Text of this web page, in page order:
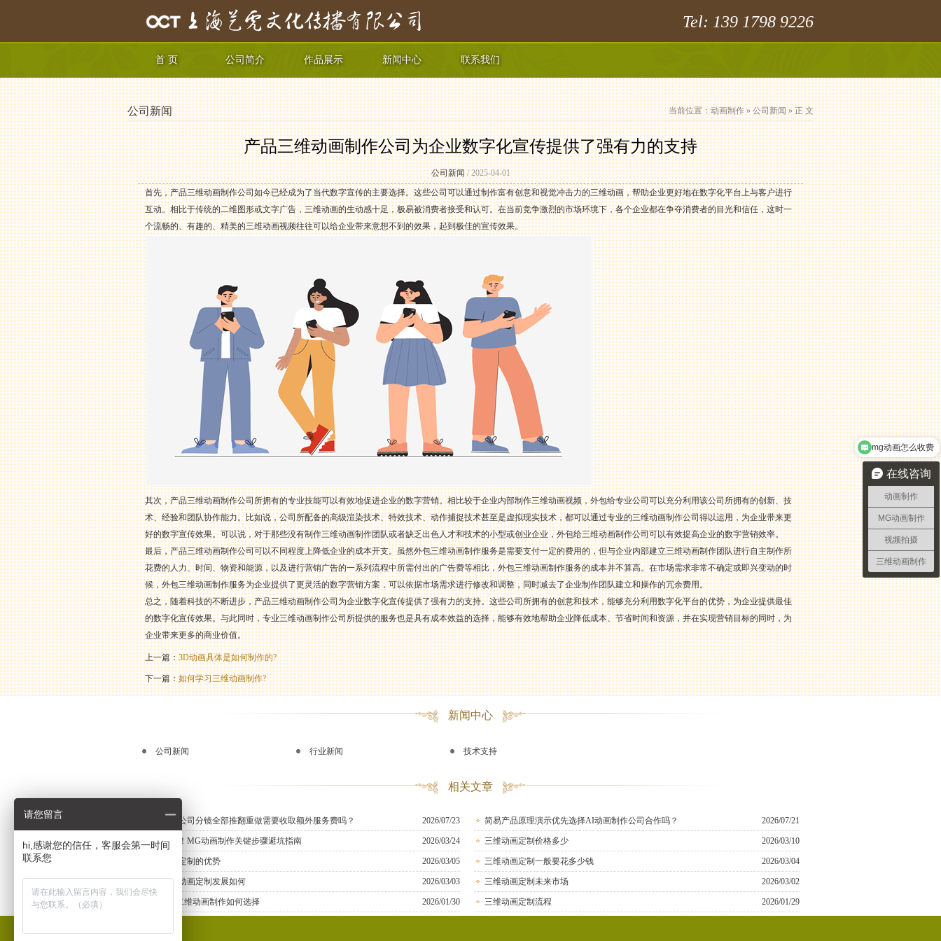
Tel: 139 1798 9226
首 页 公司简介 作品展示 新闻中心 联系我们
当前位置：动画制作»公司新闻» 正 文
公司新闻
产品三维动画制作公司为企业数字化宣传提供了强有力的支持
公司新闻/ 2025-04-01
首先，产品三维动画制作公司如今已经成为了当代数字宣传的主要选择。这些公司可以通过制作富有创意和视觉冲击力的三维动画，帮助企业更好地在数字化平台上与客户进行
互动。相比于传统的二维图形或文字广告，三维动画的生动感十足，极易被消费者接受和认可。在当前竞争激烈的市场环境下，各个企业都在争夺消费者的目光和信任，这时一
个流畅的、有趣的、精美的三维动画视频往往可以给企业带来意想不到的效果，起到极佳的宣传效果。
其次，产品三维动画制作公司所拥有的专业技能可以有效地促进企业的数字营销。相比较于企业内部制作三维动画视频，外包给专业公司可以充分利用该公司所拥有的创新、技
术、经验和团队协作能力。比如说，公司所配备的高级渲染技术、特效技术、动作捕捉技术甚至是虚拟现实技术，都可以通过专业的三维动画制作公司得以运用，为企业带来更
好的数字宣传效果。可以说，对于那些没有制作三维动画制作团队或者缺乏出色人才和技术的小型或创业企业，外包给三维动画制作公司可以有效提高企业的数字营销效率。
最后，产品三维动画制作公司可以不同程度上降低企业的成本开支。虽然外包三维动画制作服务是需要支付一定的费用的，但与企业内部建立三维动画制作团队进行自主制作所
花费的人力、时间、物资和能源，以及进行营销广告的一系列流程中所需付出的广告费等相比，外包三维动画制作服务的成本并不算高。在市场需求非常不确定或即兴变动的时
候，外包三维动画制作服务为企业提供了更灵活的数字营销方案，可以依据市场需求进行修改和调整，同时减去了企业制作团队建立和操作的冗余费用。
总之，随着科技的不断进步，产品三维动画制作公司为企业数字化宣传提供了强有力的支持。这些公司所拥有的创意和技术，能够充分利用数字化平台的优势，为企业提供最佳
的数字化宣传效果。与此同时，专业三维动画制作公司所提供的服务也是具有成本效益的选择，能够有效地帮助企业降低成本、节省时间和资源，并在实现营销目标的同时，为
企业带来更多的商业价值。
上一篇：3D动画具体是如何制作的?
下一篇：如何学习三维动画制作?
新闻中心
公司新闻 行业新闻 技术支持
相关文章
动画制作公司分镜全部推翻重做需要收取额外服务费吗？ 2026/07/23 简易产品原理演示优先选择AI动画制作公司合作吗？ 2026/07/21
新手必知！MG动画制作关键步骤避坑指南 2026/03/24 三维动画定制价格多少 2026/03/10
三维动画定制的优势 2026/03/05 三维动画定制一般要花多少钱 2026/03/04
上海三维动画定制发展如何 2026/03/03 三维动画定制未来市场 2026/03/02
专业MG二维动画制作如何选择 2026/01/30 三维动画定制流程 2026/01/29
在线咨询
动画制作
MG动画制作
视频拍摄
三维动画制作
mg动画怎么收费
请您留言
hi,感谢您的信任，客服会第一时间
联系您